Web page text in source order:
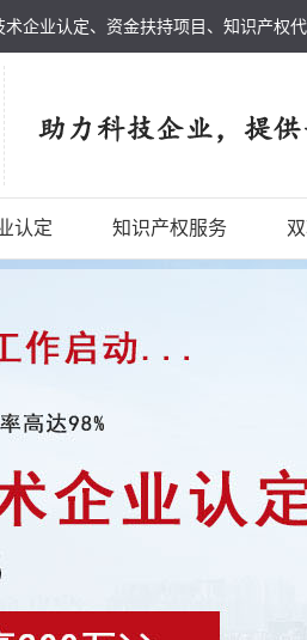
企业认定、资金扶持项目、知识产权
认定 知识产权服务